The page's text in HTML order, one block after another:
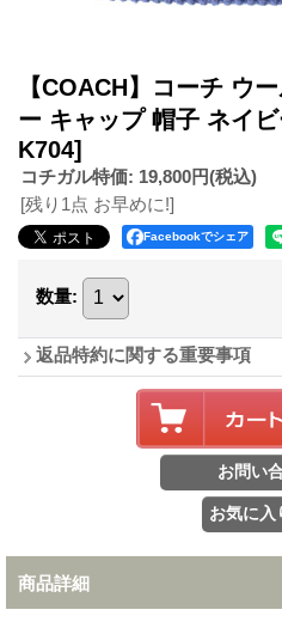
【COACH】コーチ ウ
ー キャップ 帽子 ネイ
K704]
コチガル特価: 19,800円(税込)
[残り1点 お早めに!]
Facebookでシェア
数量:
返品特約に関する重要事項
商品詳細